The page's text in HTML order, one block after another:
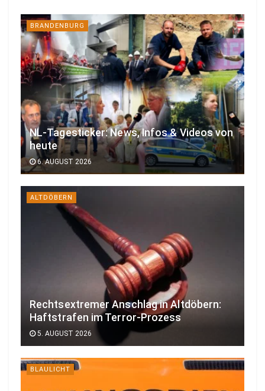
BRANDENBURG
NL-Tagesticker: News, Infos & Videos von
heute
6. AUGUST 2026
ALTDÖBERN
Rechtsextremer Anschlag in Altdöbern:
Haftstrafen im Terror-Prozess
5. AUGUST 2026
BLAULICHT